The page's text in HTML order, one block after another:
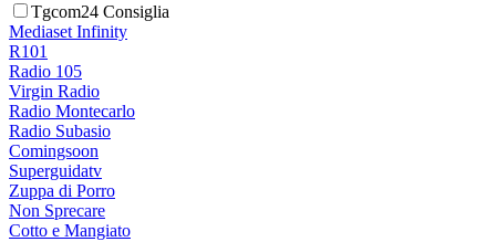
Tgcom24 Consiglia
Mediaset Infinity
R101
Radio 105
Virgin Radio
Radio Montecarlo
Radio Subasio
Comingsoon
Superguidatv
Zuppa di Porro
Non Sprecare
Cotto e Mangiato